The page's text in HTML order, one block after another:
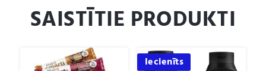
SAISTĪTIE PRODUKTI
Iecienīts